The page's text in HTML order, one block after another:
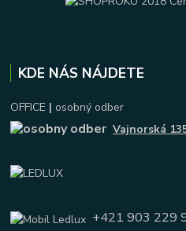
KDE NÁS NÁJDETE
OFFICE | osobný odber
Vajnorská
+421 903 229